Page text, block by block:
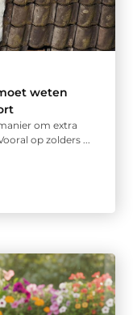
weten
om extra
op zolders ...